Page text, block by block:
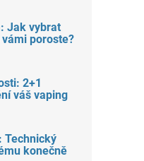
Jak vybrat
vámi poroste?
2+1
váš vaping
Technický
konečně